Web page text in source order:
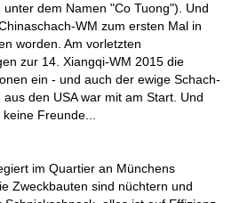
dem Namen "Co Tuong"). Und
WM zum ersten Mal in
worden. Am vorletzten
zur 14. Xiangqi-WM 2015 die
ein - und auch der ewige Schach-
den USA war mit am Start. Und
Freunde...
im Quartier an Münchens
Zweckbauten sind nüchtern und